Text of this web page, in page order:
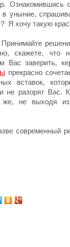
Ознакомившись
в уныние,
Я хочу такую
скажете, что
Вас заверить,
прекрасно
вставок,
не разорят Вас.
не выходя из
современный